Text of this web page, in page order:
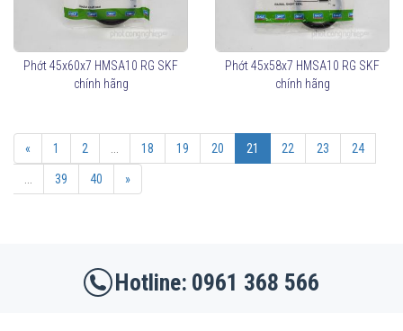
Phớt 45x60x7 HMSA10 RG SKF
chính hãng
Phớt 45x58x7 HMSA10 RG SKF
chính hãng
« 1 2 18 19 20 21 22 23 24
39 40 »
0961 368 566